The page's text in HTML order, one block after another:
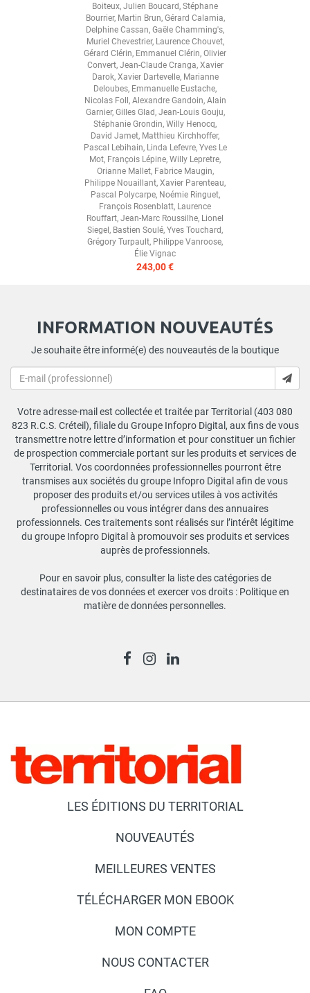
Boiteux, Julien Boucard, Stéphane
Bourrier, Martin Brun, Gérard Calamia,
Delphine Cassan, Gaële Chamming's,
Muriel Chevestrier, Laurence Chouvet,
Gérard Clérin, Emmanuel Clérin, Olivier
Convert, Jean-Claude Cranga, Xavier
Darok, Xavier Dartevelle, Marianne
Deloubes, Emmanuelle Eustache,
Nicolas Foll, Alexandre Gandoin, Alain
Garnier, Gilles Glad, Jean-Louis Gouju,
Stéphanie Grondin, Willy Henocq,
David Jamet, Matthieu Kirchhoffer,
Pascal Lebihain, Linda Lefevre, Yves Le
Mot, François Lépine, Willy Lepretre,
Orianne Mallet, Fabrice Maugin,
Philippe Nouaillant, Xavier Parenteau,
Pascal Polycarpe, Noémie Ringuet,
François Rosenblatt, Laurence
Rouffart, Jean-Marc Roussilhe, Lionel
Siegel, Bastien Soulé, Yves Touchard,
Grégory Turpault, Philippe Vanroose,
Élie Vignac
243,00 €
INFORMATION NOUVEAUTÉS
Je souhaite être informé(e) des nouveautés de la boutique
Votre adresse-mail est collectée et traitée par Territorial (403 080
823 R.C.S. Créteil), filiale du Groupe Infopro Digital, aux fins de vous
transmettre notre lettre d’information et pour constituer un fichier
de prospection commerciale portant sur les produits et services de
Territorial. Vos coordonnées professionnelles pourront être
transmises aux sociétés du groupe Infopro Digital afin de vous
proposer des produits et/ou services utiles à vos activités
professionnelles ou vous intégrer dans des annuaires
professionnels. Ces traitements sont réalisés sur l’intérêt légitime
du groupe Infopro Digital à promouvoir ses produits et services
auprès de professionnels.
Pour en savoir plus, consulter la liste des catégories de
destinataires de vos données et exercer vos droits : Politique en
matière de données personnelles.
LES ÉDITIONS DU TERRITORIAL
NOUVEAUTÉS
MEILLEURES VENTES
TÉLÉCHARGER MON EBOOK
MON COMPTE
NOUS CONTACTER